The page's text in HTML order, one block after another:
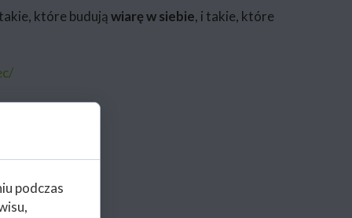
które budująwiarę w siebie, i takie, które
podczas